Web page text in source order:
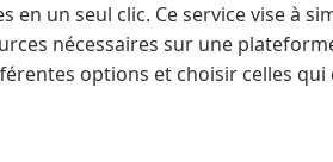
en un seul clic. Ce service vise à
nécessaires sur une
options et choisir celles